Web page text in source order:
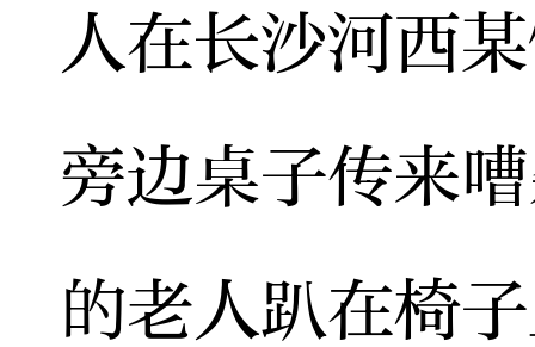
人在长沙河西
旁边桌子传来
的老人趴在椅